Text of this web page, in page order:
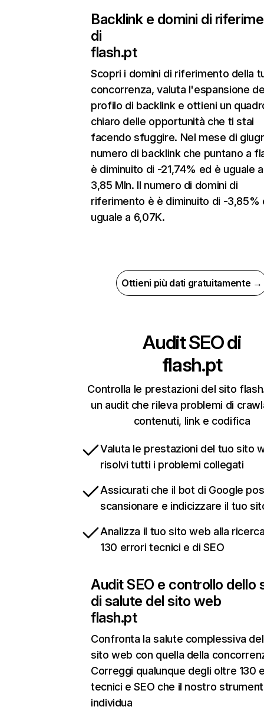
Backlink e domini di
di
flash.pt
Scopri i domini di riferimento della
concorrenza, valuta l'espansione
profilo di backlink e ottieni un
chiaro delle opportunità che ti stai
facendo sfuggire. Nel mese di
numero di backlink che puntano a
è diminuito di -21,74% ed è uguale a
3,85 Mln. Il numero di domini di
riferimento è è diminuito di -3,85%
uguale a 6,07K.
Ottieni più dati gratuitamente →
Audit SEO di
flash.pt
Controlla le prestazioni del sito
un audit che rileva problemi di
contenuti, link e codifica
Valuta le prestazioni del tuo sito
risolvi tutti i problemi collegati
Assicurati che il bot di Google
scansionare e indicizzare il tuo
Analizza il tuo sito web alla
130 errori tecnici e di SEO
Audit SEO e controllo dello
di salute del sito web
flash.pt
Confronta la salute complessiva
sito web con quella della
Correggi qualunque degli oltre 130
tecnici e SEO che il nostro
individua